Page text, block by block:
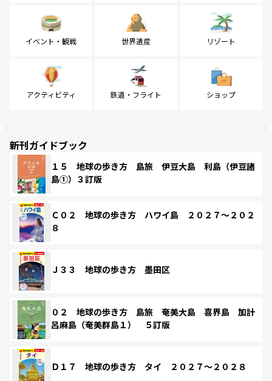
イベント・観戦 世界遺産 リゾート
アクティビティ 鉄道・フライト ショップ
新刊ガイドブック
１５ 地球の歩き方 島旅 伊豆大島 利島（伊豆諸
島①）３訂版
Ｃ０２ 地球の歩き方 ハワイ島 ２０２７～２０２
８
Ｊ３３ 地球の歩き方 墨田区
０２ 地球の歩き方 島旅 奄美大島 喜界島 加計
呂麻島（奄美群島１） ５訂版
Ｄ１７ 地球の歩き方 タイ ２０２７～２０２８